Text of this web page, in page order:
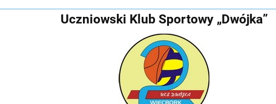
Uczniowski Klub Sportowy „Dwójka”